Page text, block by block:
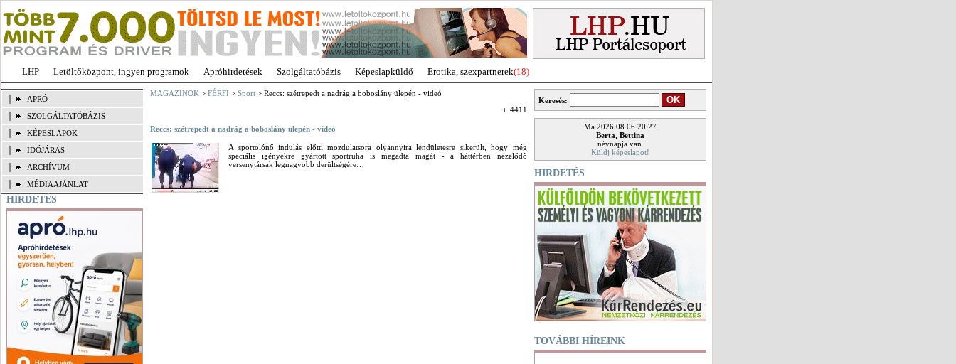
LHP Letöltőközpont, ingyen programok Apróhirdetések Szolgáltatóbázis Képeslapküldő Erotika, szexpartnerek(18)
APRÓ
SZOLGÁLTATÓBÁZIS
KÉPESLAPOK
IDŐJÁRÁS
ARCHÍVUM
MÉDIAAJÁNLAT
HIRDETÉS
MAGAZINOK > FÉRFI > Sport > Reccs: szétrepedt a nadrág a boboslány ülepén - videó
t: 4411
Reccs: szétrepedt a nadrág a boboslány ülepén - videó
A sportolónő indulás előtti mozdulatsora olyannyira lendületesre sikerült, hogy még
speciális igényekre gyártott sportruha is megadta magát - a háttérben nézelődő
versenytársak legnagyobb derültségére…
Keresés:
Ma 2026.08.06 20:27
Berta, Bettina
névnapja van.
Küldj képeslapot!
HIRDETÉS
TOVÁBBI HÍREINK